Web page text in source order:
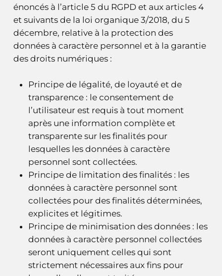
énoncés à l’article 5 du RGPD et aux articles 4
et suivants de la loi organique 3/2018, du 5
décembre, relative à la protection des
données à caractère personnel et à la garantie
des droits numériques :
Principe de légalité, de loyauté et de
transparence : le consentement de
l’utilisateur est requis à tout moment
après une information complète et
transparente sur les finalités pour
lesquelles les données à caractère
personnel sont collectées.
Principe de limitation des finalités : les
données à caractère personnel sont
collectées pour des finalités déterminées,
explicites et légitimes.
Principe de minimisation des données : les
données à caractère personnel collectées
seront uniquement celles qui sont
strictement nécessaires aux fins pour